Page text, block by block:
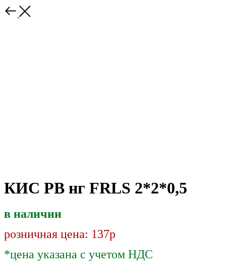
КИС РВ нг FRLS 2*2*0,5
в наличии
розничная цена: 137р
*цена указана с учетом НДС